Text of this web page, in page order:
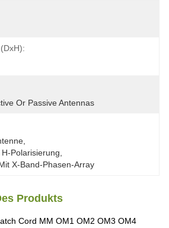
Or Passive Antennas
Polarisierung
X-Band-Phasen-Array
Produkts
Cord MM OM1 OM2 OM3 OM4